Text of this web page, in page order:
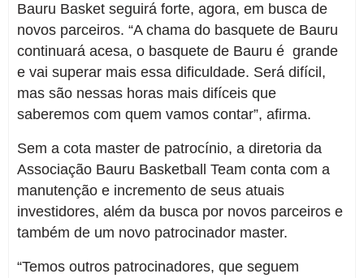
Bauru Basket seguirá forte, agora, em busca de
novos parceiros. “A chama do basquete de Bauru
continuará acesa, o basquete de Bauru é grande
e vai superar mais essa dificuldade. Será difícil,
mas são nessas horas mais difíceis que
saberemos com quem vamos contar”, afirma.
Sem a cota master de patrocínio, a diretoria da
Associação Bauru Basketball Team conta com a
manutenção e incremento de seus atuais
investidores, além da busca por novos parceiros e
também de um novo patrocinador master.
“Temos outros patrocinadores, que seguem